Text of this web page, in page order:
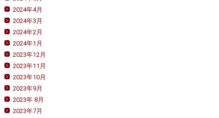
2024年4月
2024年3月
2024年2月
2024年1月
2023年12月
2023年11月
2023年10月
2023年9月
2023年 8月
2023年7月